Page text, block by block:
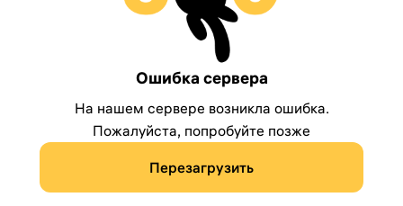
Ошибка сервера
На нашем сервере возникла ошибка.
Пожалуйста, попробуйте позже
Перезагрузить